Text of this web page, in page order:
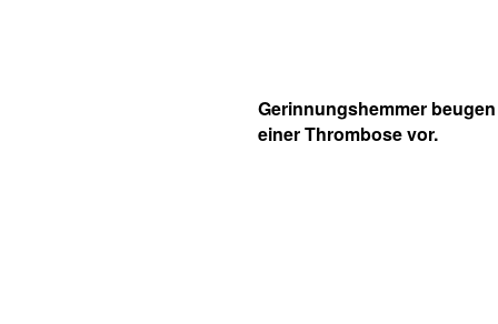
Gerinnungshemmer beugen
einer Thrombose vor.